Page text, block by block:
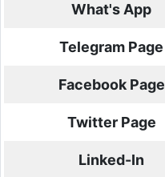
What's App
Telegram Page
Facebook Page
Twitter Page
Linked-In